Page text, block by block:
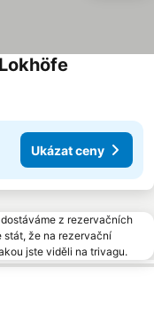
Ukázat ceny
z rezervačních
stát, že na rezervační
jste viděli na trivagu.